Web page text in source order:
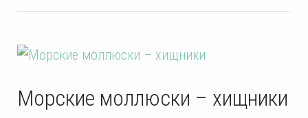
Морские моллюски – хищники